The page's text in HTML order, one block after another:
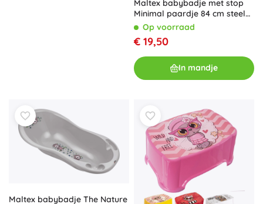
Maltex babybadje met stop
Minimal paardje 84 cm steel
greyOp voorraad
€ 19,50
In mandje
Maltex babybadje The Nature